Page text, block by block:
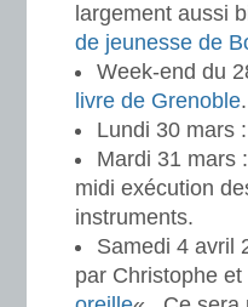
largement aussi
de jeunesse de
Week-end du
livre de Grenoble.
Lundi 30 mars
Mardi 31 mars
midi exécution
instruments.
Samedi 4 avril
par Christophe